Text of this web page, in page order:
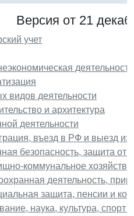
Версия от 21
учет
деятельность
видов деятельности
и архитектура
деятельности
въезд в РФ и выезд
безопасность, защита от
коммунальное хозяйство
деятельность,
защита, пенсии и
наука, культура, спорт